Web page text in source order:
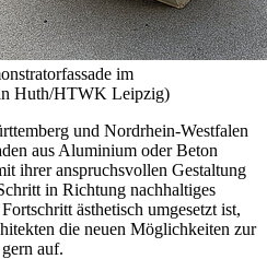
im
Huth/HTWK Leipzig)
und Nordrhein-Westfalen
aus Aluminium oder Beton
ihrer anspruchsvollen Gestaltung
in Richtung nachhaltiges
ästhetisch umgesetzt ist,
die neuen Möglichkeiten zur
auf.